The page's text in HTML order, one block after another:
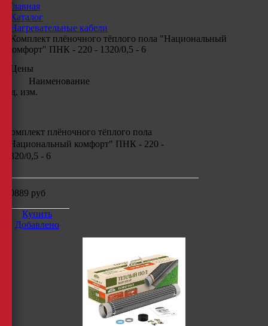
Главная
Каталог
Нагревательные кабели
Комплект плёночного тёплого пола "Национальный
комфорт" ПНК - 220 - 1320/0,5 - 6
Цены
Наименование
Ед. изм.
Комплект плёночного тёплого пола
"Национальный комфорт" ПНК - 220 -
1320/0,5 - 6
10889 руб
Купить
Добавлено